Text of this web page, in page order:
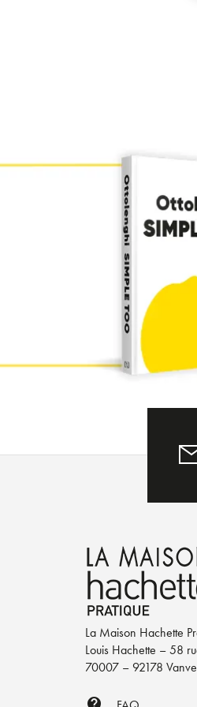
La Maison Hachette
Louis Hachette – 58
70007 – 92178